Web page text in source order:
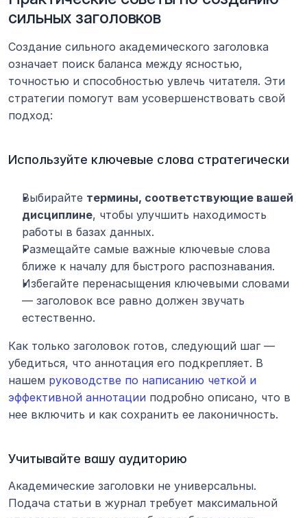
сильных заголовков
Создание сильного академического заголовка
означает поиск баланса между ясностью,
точностью и способностью увлечь читателя. Эти
стратегии помогут вам усовершенствовать свой
подход:
Используйте ключевые слова стратегически
Выбирайте термины, соответствующие вашей
дисциплине, чтобы улучшить находимость
работы в базах данных.
Размещайте самые важные ключевые слова
ближе к началу для быстрого распознавания.
Избегайте перенасыщения ключевыми словами
— заголовок все равно должен звучать
естественно.
Как только заголовок готов, следующий шаг —
убедиться, что аннотация его подкрепляет. В
нашем руководстве по написанию четкой и
эффективной аннотации подробно описано, что в
нее включить и как сохранить ее лаконичность.
Учитывайте вашу аудиторию
Академические заголовки не универсальны.
Подача статьи в журнал требует максимальной